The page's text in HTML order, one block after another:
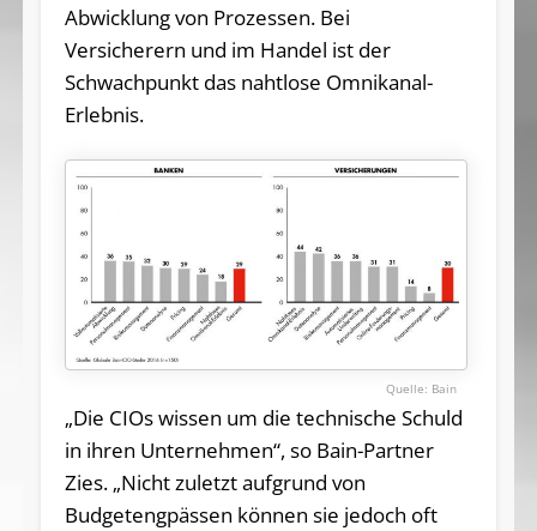
Abwicklung von Prozessen. Bei
Versicherern und im Handel ist der
Schwachpunkt das nahtlose Omnikanal-
Erlebnis.
Bain
„Die CIOs wissen um die technische Schuld
in ihren Unternehmen“, so Bain-Partner
Zies. „Nicht zuletzt aufgrund von
Budgetengpässen können sie jedoch oft